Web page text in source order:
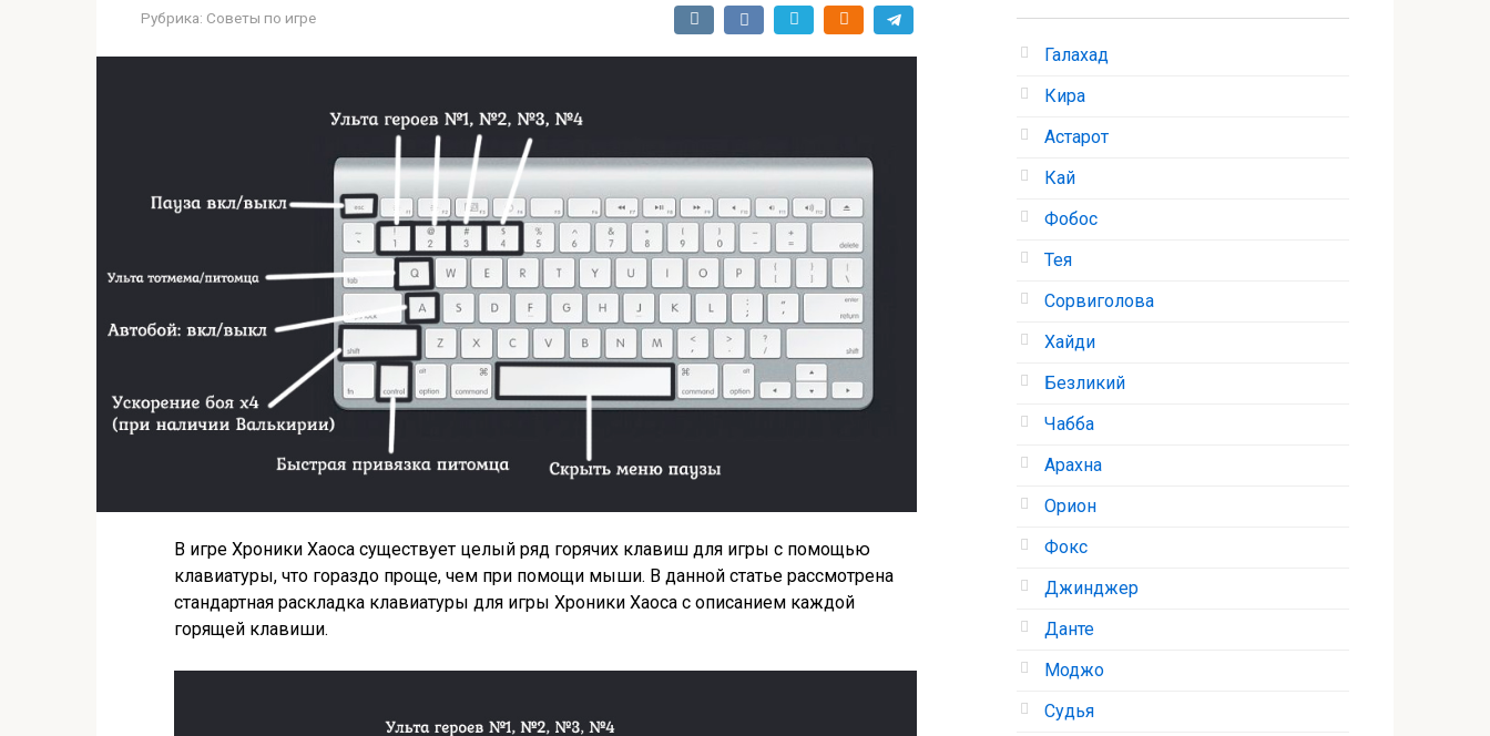
Рубрика: Советы по игре
В игре Хроники Хаоса существует целый ряд горячих клавиш для игры с помощью
клавиатуры, что гораздо проще, чем при помощи мыши. В данной статье рассмотрена
стандартная раскладка клавиатуры для игры Хроники Хаоса с описанием каждой
горящей клавиши.
Галахад
Кира
Астарот
Кай
Фобос
Тея
Сорвиголова
Хайди
Безликий
Чабба
Арахна
Орион
Фокс
Джинджер
Данте
Моджо
Судья